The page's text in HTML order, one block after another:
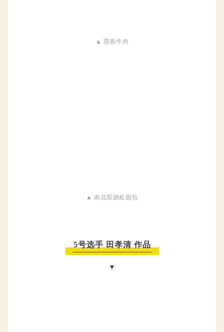
▲ 茴香牛肉
▲ 南北双肠烩面包
5号选手 田孝清 作品
▼